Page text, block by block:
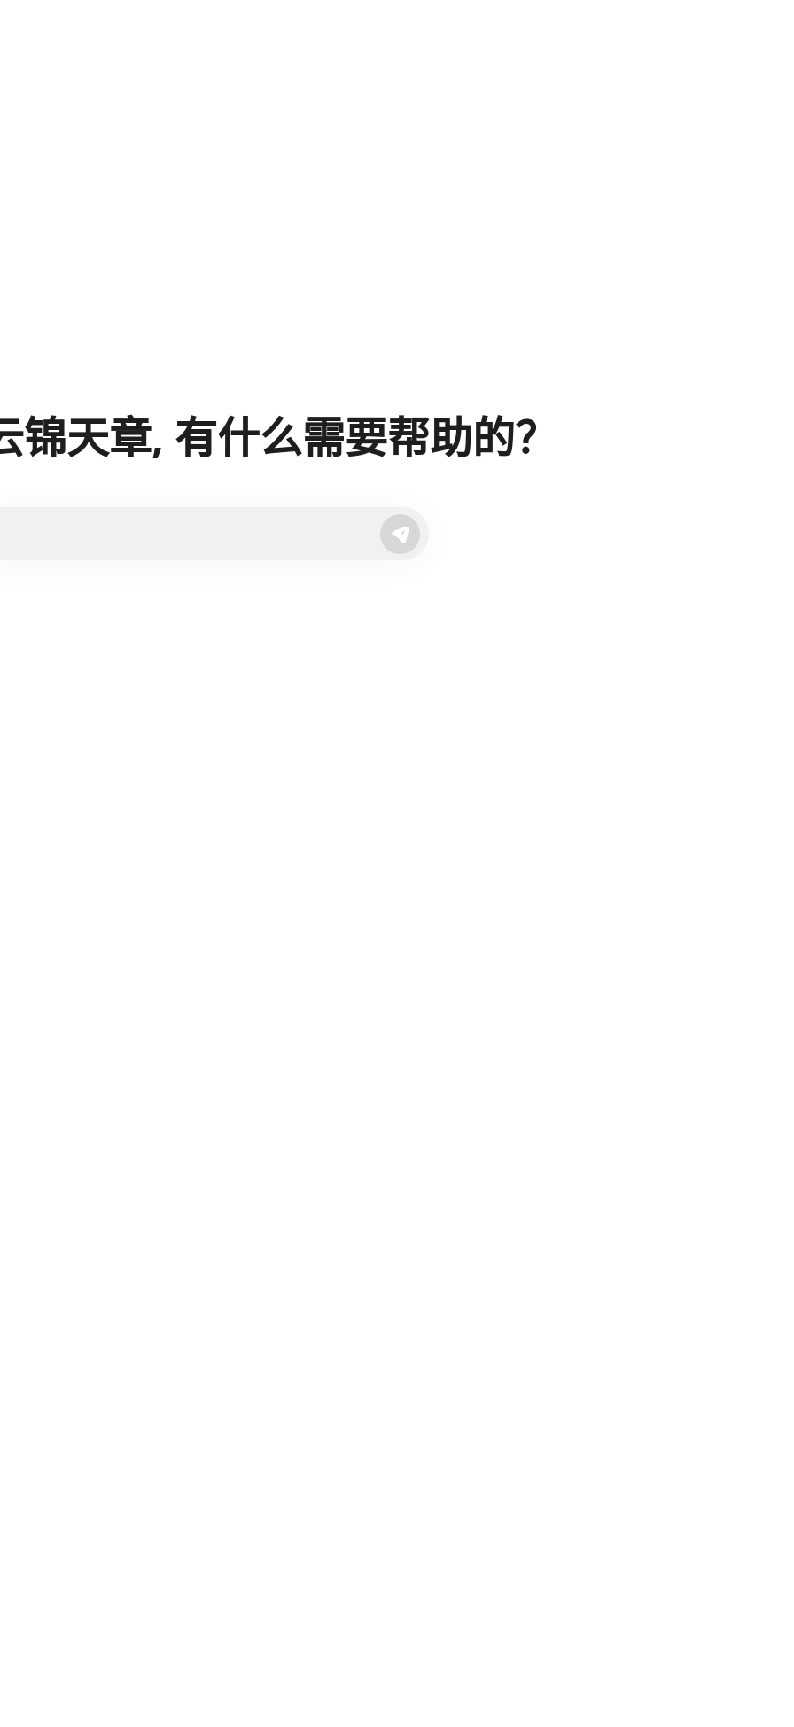
天章, 有什么需要帮助的？